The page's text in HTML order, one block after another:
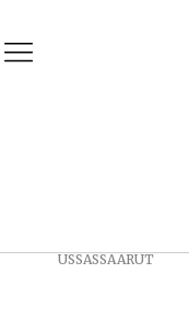
USSASSAARUT